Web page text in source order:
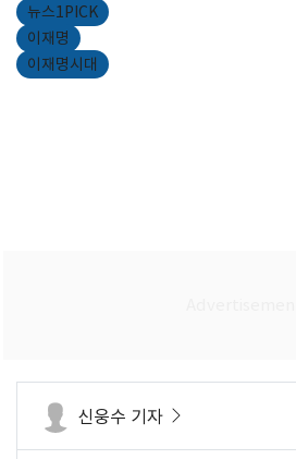
뉴스1PICK
이재명
이재명시대
신웅수 기자